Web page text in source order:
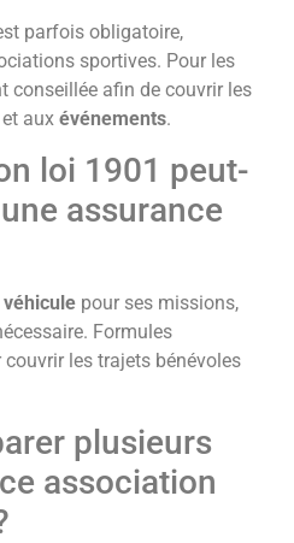
parfois obligatoire,
sportives. Pour les
conseillée afin de couvrir les
aux événements.
loi 1901 peut-
assurance
véhicule pour ses missions,
Formules
les trajets bénévoles
plusieurs
association